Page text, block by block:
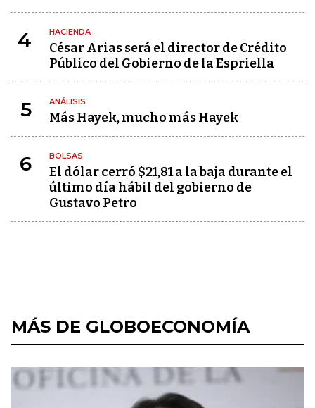
4 HACIENDA
César Arias será el director de Crédito
Público del Gobierno de la Espriella
5 ANÁLISIS
Más Hayek, mucho más Hayek
6 BOLSAS
El dólar cerró $21,81 a la baja durante el
último día hábil del gobierno de
Gustavo Petro
MÁS DE GLOBOECONOMÍA